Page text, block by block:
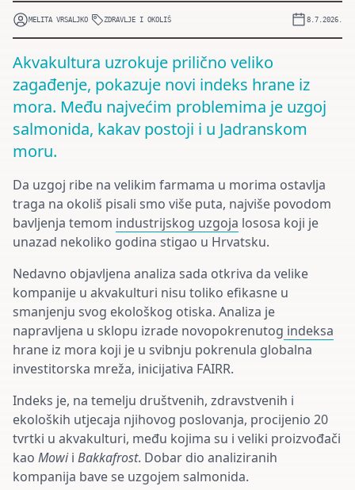
MELITA VRSALJKO ZDRAVLJE I OKOLIŠ 8.7.2026.
Akvakultura uzrokuje prilično veliko
zagađenje, pokazuje novi indeks hrane iz
mora. Među najvećim problemima je uzgoj
salmonida, kakav postoji i u Jadranskom
moru.
Da uzgoj ribe na velikim farmama u morima ostavlja
traga na okoliš pisali smo više puta, najviše povodom
bavljenja temom industrijskog uzgoja lososa koji je
unazad nekoliko godina stigao u Hrvatsku.
Nedavno objavljena analiza sada otkriva da velike
kompanije u akvakulturi nisu toliko efikasne u
smanjenju svog ekološkog otiska. Analiza je
napravljena u sklopu izrade novopokrenutog indeksa
hrane iz mora koji je u svibnju pokrenula globalna
investitorska mreža, inicijativa FAIRR.
Indeks je, na temelju društvenih, zdravstvenih i
ekoloških utjecaja njihovog poslovanja, procijenio 20
tvrtki u akvakulturi, među kojima su i veliki proizvođači
kao Mowii Bakkafrost. Dobar dio analiziranih
kompanija bave se uzgojem salmonida.